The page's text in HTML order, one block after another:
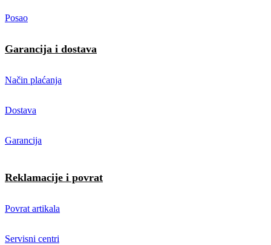
Posao
Garancija i dostava
Način plaćanja
Dostava
Garancija
Reklamacije i povrat
Povrat artikala
Servisni centri